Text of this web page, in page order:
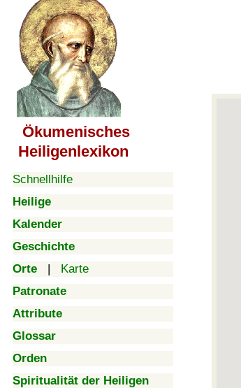
Ökumenisches
Heiligenlexikon
Schnellhilfe
Heilige
Kalender
Geschichte
Orte | Karte
Patronate
Attribute
Glossar
Orden
Spiritualität der Heiligen